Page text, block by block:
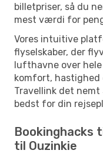
billetpriser, så du
mest værdi for
Vores intuitive
flyselskaber, der
lufthavne over
komfort, hastighed
Travellink det
bedst for din
Bookinghacks
til Ouzinkie